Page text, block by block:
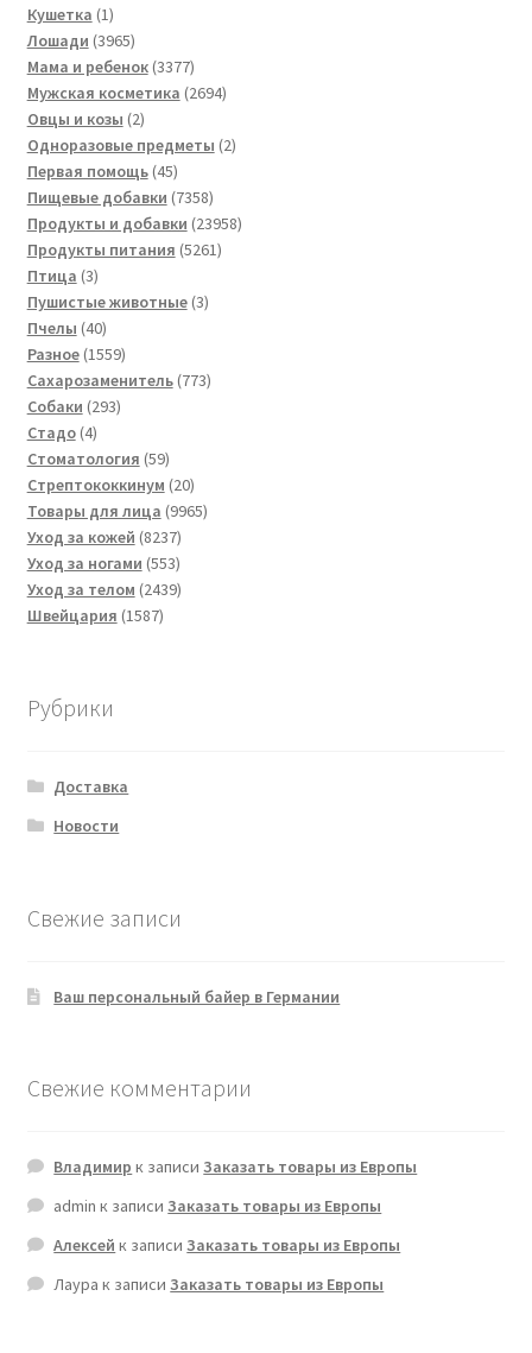
Кушетка 11
товар
Лошади 39653965
товаров
Мама и ребенок 33773377
товаров
Мужская косметика 26942694
Овцы и козы 22
товара
Одноразовые предметы 22
Первая помощь 4545
товаров
Пищевые добавки 73587358
товаров
Продукты и добавки 2395823958
Продукты питания 52615261
Птица 33
товара
Пушистые животные 33
Пчелы 4040
товаров
Разное 15591559
товаров
Сахарозаменитель 773773
Собаки 293293
Стадо 44
товара
Стоматология 5959
товаров
Стрептококкинум 2020
товаров
Товары для лица 99659965
Уход за кожей 82378237
товаров
Уход за ногами 553553
товара
Уход за телом 24392439
Швейцария 15871587
Рубрики
Доставка
Новости
Свежие записи
Ваш персональный байер в Германии
Свежие комментарии
Владимир к записиЗаказать товары из Европы
admin к записиЗаказать товары из Европы
Алексей к записиЗаказать товары из Европы
Лаура к записиЗаказать товары из Европы